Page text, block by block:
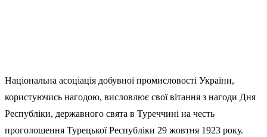
Національна асоціація добувної промисловості України,
користуючись нагодою, висловлює свої вітання з нагоди Дня
Республіки, державного свята в Туреччині на честь
проголошення Турецької Республіки 29 жовтня 1923 року.